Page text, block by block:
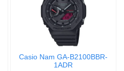
Casio Nam GA-B2100BBR-
1ADR